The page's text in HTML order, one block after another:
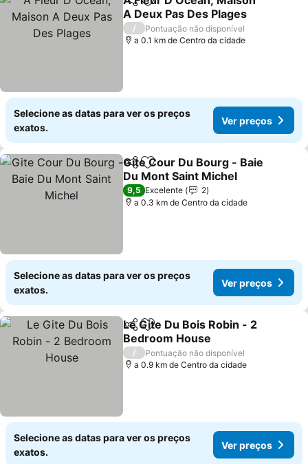
PartilharAdicionar aos favoritos
A Deux Pas Des Plages
/
Pontuação não disponível
a 0.1 km de Centro da cidade
Selecione as datas para ver os preços
exatos.
Ver preços
PartilharAdicionar aos favoritos
Gite Cour Du Bourg - Baie
Du Mont Saint Michel
9,5 Excelente
2
a 0.3 km de Centro da cidade
Selecione as datas para ver os preços
exatos.
Ver preços
PartilharAdicionar aos favoritos
Le Gite Du Bois Robin - 2
Bedroom House
/
Pontuação não disponível
a 0.9 km de Centro da cidade
Selecione as datas para ver os preços
exatos.
Ver preços